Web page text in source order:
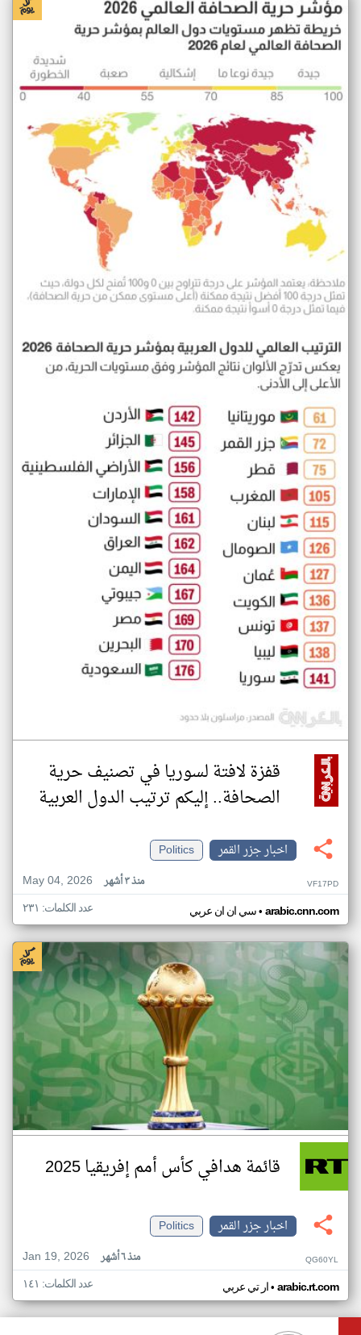
قفزة لافتة لسوريا في تصنيف حرية
الصحافة.. إليكم ترتيب الدول العربية
اخبار جزر القمر
Politics
May 04, 2026
منذ ٣ أشهر VF17PD
سي ان ان عربي• arabic.cnn.com عدد الكلمات: ٢٣١
قائمة هدافي كأس أمم إفريقيا 2025
اخبار جزر القمر
Politics
Jan 19, 2026
منذ ٦ أشهر QG60YL
ار تي عربي• arabic.rt.com عدد الكلمات: ١٤١